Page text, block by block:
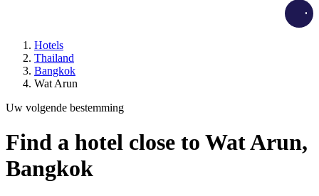
Hotels
Thailand
Bangkok
Wat Arun
Uw volgende bestemming
Find a hotel close to Wat Arun,
Bangkok